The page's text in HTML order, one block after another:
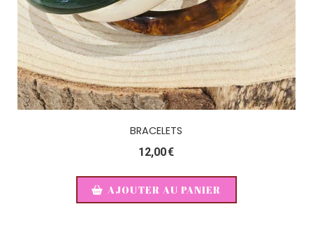
BRACELETS
12,00€
AJOUTER AU PANIER